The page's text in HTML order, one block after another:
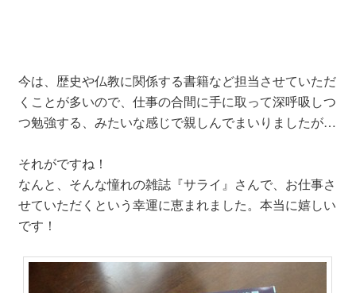
今は、歴史や仏教に関係する書籍など担当させていただ
くことが多いので、仕事の合間に手に取って深呼吸しつ
つ勉強する、みたいな感じで親しんでまいりましたが…
それがですね！
なんと、そんな憧れの雑誌『サライ』さんで、お仕事さ
せていただくという幸運に恵まれました。本当に嬉しい
です！